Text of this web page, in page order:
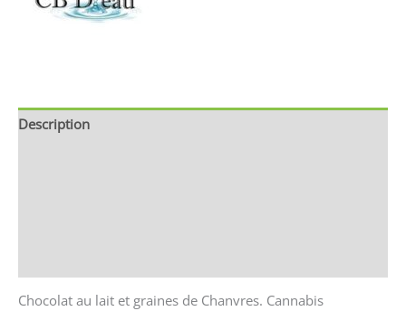
Description
Chocolat au lait et graines de Chanvres. Cannabis